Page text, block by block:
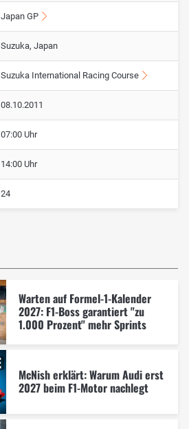
Japan GP
Suzuka, Japan
Suzuka International Racing Course
08.10.2011
07:00 Uhr
14:00 Uhr
24
Warten auf Formel-1-Kalender
2027: F1-Boss garantiert "zu
1.000 Prozent" mehr Sprints
McNish erklärt: Warum Audi erst
2027 beim F1-Motor nachlegt